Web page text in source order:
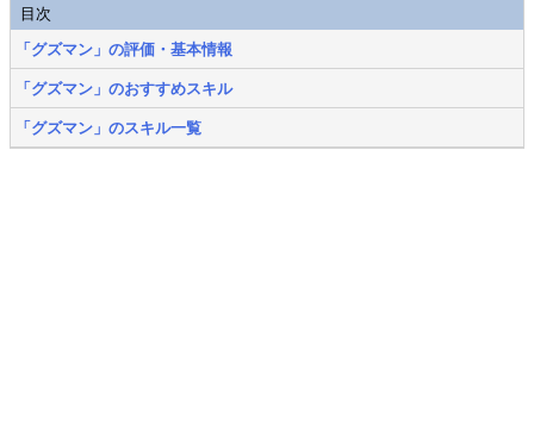
目次
「グズマン」の評価・基本情報
「グズマン」のおすすめスキル
「グズマン」のスキル一覧